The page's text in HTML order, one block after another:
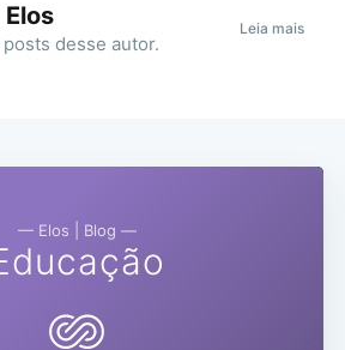
posts desse autor.
Leia mais
— Elos | Blog —